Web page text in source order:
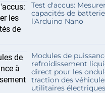
Test d'accus:
capacités de
l'Arduino Nano
Modules de
refroidissement
direct pour les
traction des
utilitaires électriques